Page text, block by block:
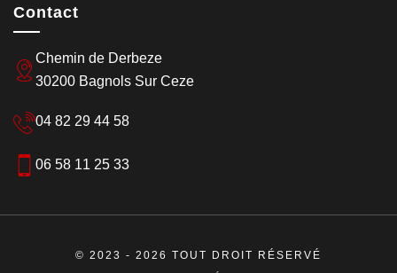
Contact
Chemin de Derbeze
30200 Bagnols Sur Ceze
04 82 29 44 58
06 58 11 25 33
© 2023 - 2026 TOUT DROIT RÉSERVÉ